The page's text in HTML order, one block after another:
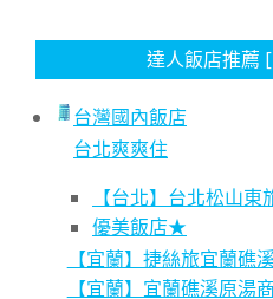
達人飯店推薦
台灣國內飯店
台北爽爽住
【台北】台北松山
優美飯店★
【宜蘭】捷絲旅宜蘭礁
【宜蘭】宜蘭礁溪原湯